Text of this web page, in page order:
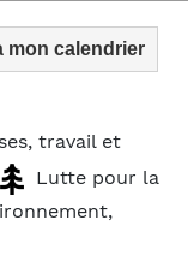
mon calendrier
travail et
Lutte pour la